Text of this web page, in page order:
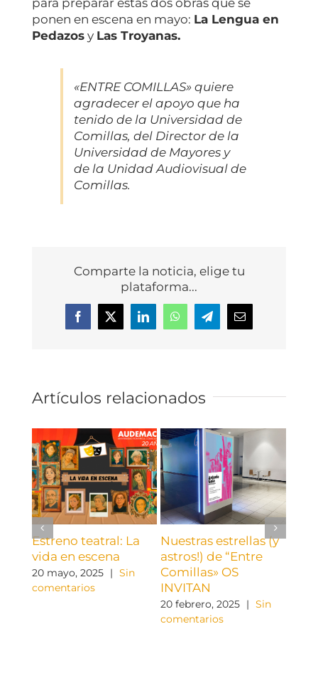
para preparar estas dos obras que se
ponen en escena en mayo: La Lengua en
Pedazosy Las Troyanas.
«ENTRE COMILLAS» quiere
agradecer el apoyo que ha
tenido de la Universidad de
Comillas, del Director de la
Universidad de Mayores y
de la Unidad Audiovisual de
Comillas.
Comparte la noticia, elige tu
plataforma...
Facebook
X LinkedInWhatsAppTelegramCorreo
electrónico
Artículos relacionados
Estreno teatral: La
vida en escena
20 mayo, 2025 | Sin
comentarios
Nuestras estrellas (y
astros!) de “Entre
Comillas» OS
INVITAN
20 febrero, 2025 | Sin
comentarios